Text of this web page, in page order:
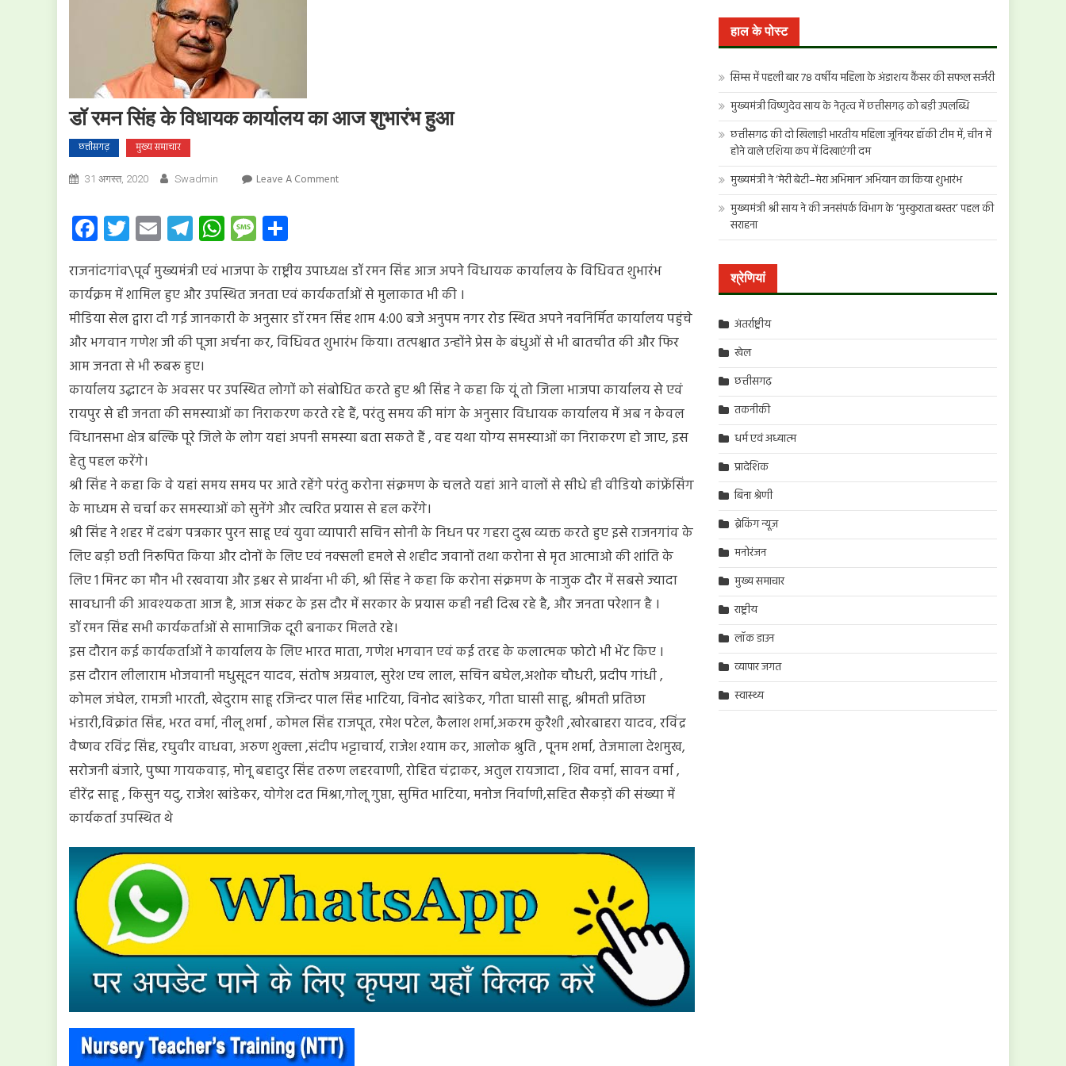
डॉ रमन सिंह के विधायक कार्यालय का आज शुभारंभ हुआ
छत्तीसगढ़ मुख्य समाचार
31 अगस्त, 2020 Swadmin Leave A CommentOn
विधायक
कार्यालय
का
आज
शुभारंभ
Facebook
Twitter
EmailTelegram
WhatsApp
Message
राजनांदगांव\पूर्व मुख्यमंत्री एवं भाजपाके राष्ट्रीय उपाध्यक्ष डॉ रमन सिंह आज अपने विधायक कार्यालय के विधिवत शुभारंभ
कार्यक्रम में शामिल हुए और उपस्थित जनता एवं कार्यकर्ताओं से मुलाकात भी की ।
मीडिया सेल द्वारा दी गई जानकारी के अनुसार डॉ रमन सिंह शाम 4:00 बजे अनुपम नगर रोड स्थित अपने नवनिर्मित कार्यालय पहुंचे
और भगवान गणेश जी की पूजा अर्चना कर, विधिवत शुभारंभ किया। तत्पश्चात उन्होंने प्रेस के बंधुओं से भी बातचीत की और फिर
आम जनता से भी रूबरू हुए।
कार्यालय उद्घाटन के अवसर पर उपस्थित लोगों को संबोधित करते हुए श्री सिंह ने कहा कि यूं तो जिला भाजपा कार्यालय से एवं
रायपुर से ही जनता की समस्याओं का निराकरण करते रहे हैं, परंतु समय की मांग के अनुसार विधायक कार्यालय में अब न केवल
विधानसभा क्षेत्र बल्कि पूरे जिले के लोग यहां अपनी समस्या बता सकते हैं , वह यथा योग्य समस्याओं का निराकरण हो जाए, इस
हेतु पहल करेंगे।
श्री सिंह ने कहा कि वे यहां समय समय पर आते रहेंगे परंतु करोना संक्रमण के चलते यहां आने वालों से सीधे ही वीडियो कांफ्रेंसिंग
के माध्यम से चर्चा कर समस्याओं को सुनेंगे और त्वरित प्रयास से हल करेंगे।
श्री सिंह ने शहर में दबंग पत्रकार पुरन साहू एवं युवा व्यापारी सचिन सोनी के निधन पर गहरा दुख व्यक्त करते हुए इसे राजनगांव के
लिए बड़ी छती निरूपित किया और दोनों के लिए एवं नक्सली हमले से शहीद जवानों तथा करोना से मृत आत्माओ की शांति के
लिए 1 मिनट का मौन भी रखवाया और इश्वर से प्रार्थना भी की, श्री सिंह ने कहा कि करोना संक्रमण के नाजुक दौर में सबसे ज्यादा
सावधानी की आवश्यकता आज है, आज संकट के इस दौर में सरकार के प्रयास कही नही दिख रहे है, और जनता परेशान है ।
डॉ रमन सिंह सभी कार्यकर्ताओं से सामाजिक दूरी बनाकर मिलते रहे।
इस दौरान कई कार्यकर्ताओं ने कार्यालय के लिए भारत माता, गणेश भगवान एवं कई तरह के कलात्मक फोटो भी भेंट किए ।
इस दौरान लीलाराम भोजवानी मधुसूदन यादव, संतोष अग्रवाल, सुरेश एच लाल, सचिन बघेल,अशोक चौधरी, प्रदीप गांधी ,
कोमल जंघेल, रामजी भारती, खेदुराम साहू रजिन्दर पाल सिंह भाटिया, विनोद खांडेकर, गीता घासी साहू, श्रीमती प्रतिछा
भंडारी,विक्रांत सिंह, भरत वर्मा, नीलू शर्मा , कोमल सिंह राजपूत, रमेश पटेल, कैलाश शर्मा,अकरम कुरैशी ,खोरबाहरा यादव, रविंद्र
वैष्णव रविंद्र सिंह, रघुवीर वाधवा, अरुण शुक्ला ,संदीप भट्टाचार्य, राजेश श्याम कर, आलोक श्रुति , पूनम शर्मा, तेजमाला देशमुख,
सरोजनी बंजारे, पुष्पा गायकवाड़, मोनू बहादुर सिंह तरुण लहरवाणी, रोहित चंद्राकर, अतुल रायजादा , शिव वर्मा, सावन वर्मा ,
हीरेंद्र साहू , किसुन यदु, राजेश खांडेकर, योगेश दत मिश्रा,गोलू गुप्ता, सुमित भाटिया, मनोज निर्वाणी,सहित सैकड़ों की संख्या में
कार्यकर्ता उपस्थित थे
हाल के पोस्ट
सिम्स में पहली बार 78 वर्षीय महिला के अंडाशय कैंसर की सफल सर्जरी
मुख्यमंत्री विष्णुदेव साय के नेतृत्व में छत्तीसगढ़ को बड़ी उपलब्धि
छत्तीसगढ़ की दो खिलाड़ी भारतीय महिला जूनियर हॉकी टीम में, चीन में
होने वाले एशिया कप में दिखाएंगी दम
मुख्यमंत्री ने ‘मेरी बेटी–मेरा अभिमान’ अभियान का किया शुभारंभ
मुख्यमंत्री श्री साय ने की जनसंपर्क विभाग के ‘मुस्कुराता बस्तर’ पहल की
सराहना
श्रेणियां
अंतर्राष्ट्रीय
खेल
छत्तीसगढ़
तकनीकी
धर्म एवं अध्यात्म
प्रादेशिक
बिना श्रेणी
ब्रेकिंग न्यूज़
मनोरंजन
मुख्य समाचार
राष्ट्रीय
लॉक डाउन
व्यापार जगत
स्वास्थ्य